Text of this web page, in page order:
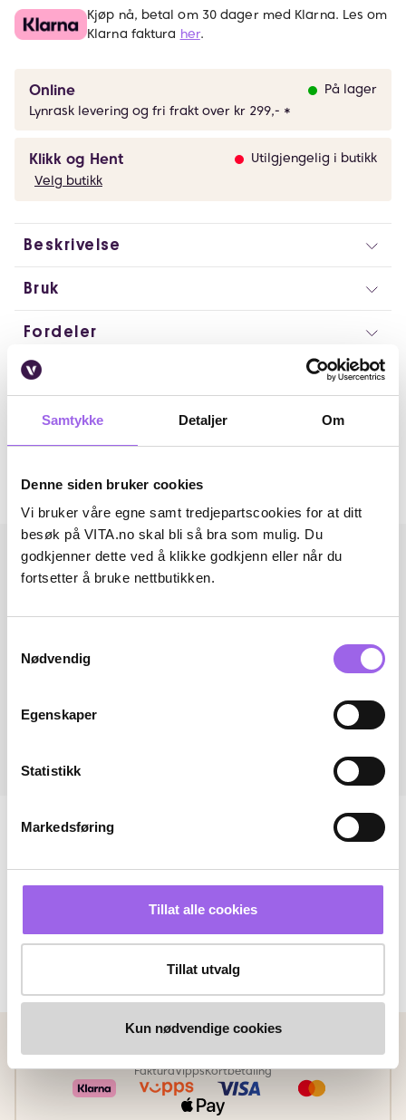
Samtykke Detaljer Om
Denne siden bruker cookies
Vi bruker våre egne samt tredjepartscookies for at ditt
besøk på VITA.no skal bli så bra som mulig. Du
godkjenner dette ved å klikke godkjenn eller når du
fortsetter å bruke nettbutikken.
Nødvendig
Egenskaper
Statistikk
Markedsføring
Tillat alle cookies
Tillat utvalg
Kun nødvendige cookies
Kjøp nå, betal om 30 dager med Klarna. Les om
Klarna faktura her.
Online
På lager
Lynrask levering og fri frakt over kr 299,- *
Klikk og Hent
Utilgjengelig i butikk
Velg butikk
Beskrivelse
Bruk
Fordeler
Ingredienser
Artikkelnummer: 260311030
FakturaVippsKortbetaling